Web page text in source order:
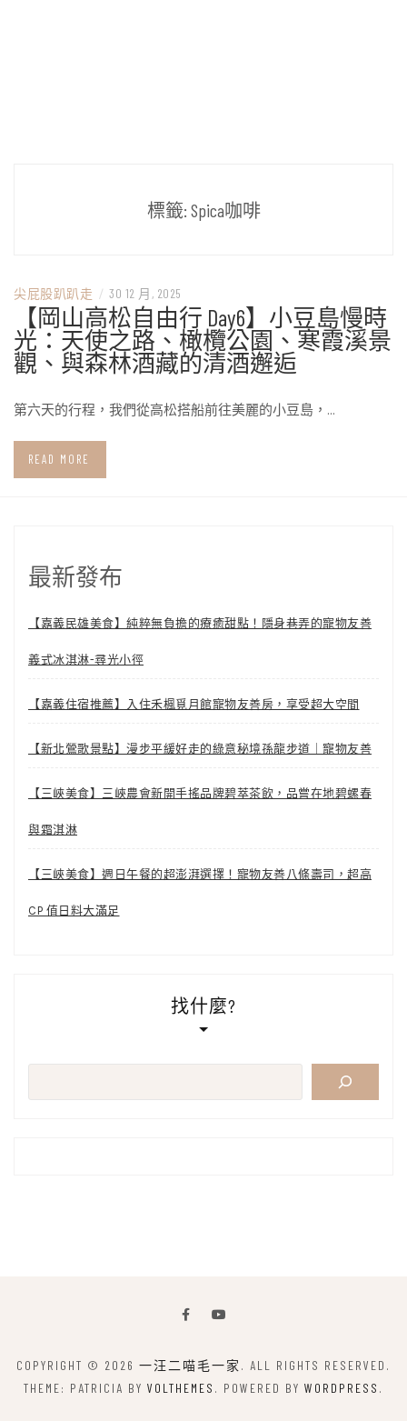
標籤: Spica咖啡
尖屁股趴趴走 / 30 12 月, 2025
【岡山高松自由行 Day6】小豆島慢時
光：天使之路、橄欖公園、寒霞溪景
觀、與森林酒藏的清酒邂逅
第六天的行程，我們從高松搭船前往美麗的小豆島，…
READ MORE
最新發布
【嘉義民雄美食】純粹無負擔的療癒甜點！隱身巷弄的寵物友善
義式冰淇淋-尋光小徑
【嘉義住宿推薦】入住禾楓覓月館寵物友善房，享受超大空間
【新北鶯歌景點】漫步平緩好走的綠意秘境孫龍步道｜寵物友善
【三峽美食】三峽農會新開手搖品牌碧萃茶飲，品嘗在地碧螺春
與霜淇淋
【三峽美食】週日午餐的超澎湃選擇！寵物友善八條壽司，超高
CP 值日料大滿足
找什麼?
COPYRIGHT © 2026 一汪二喵毛一家 . ALL RIGHTS RESERVED.
THEME: PATRICIA BY VOLTHEMES . POWERED BY WORDPRESS .